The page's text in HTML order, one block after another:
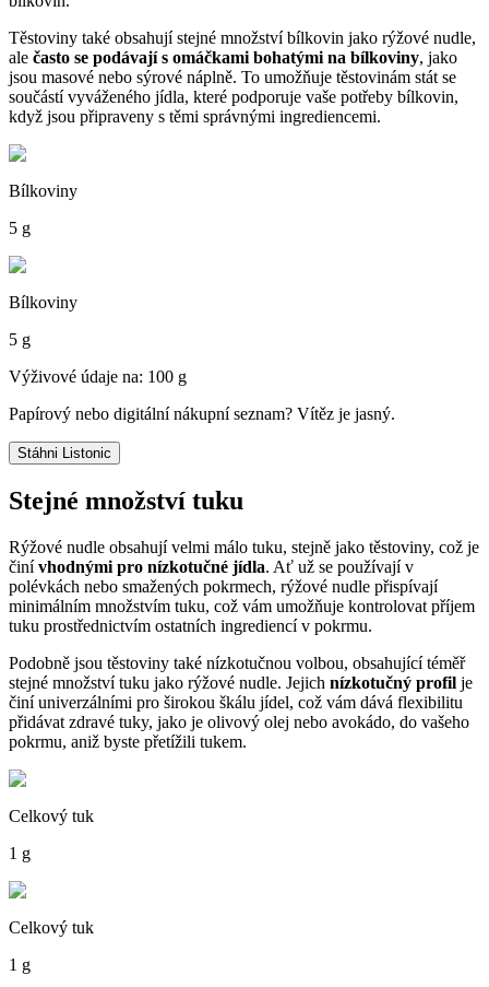
Těstoviny také obsahují stejné množství bílkovin jako rýžové nudle,
ale často se podávají s omáčkami bohatými na bílkoviny, jako
jsou masové nebo sýrové náplně. To umožňuje těstovinám stát se
součástí vyváženého jídla, které podporuje vaše potřeby bílkovin,
když jsou připraveny s těmi správnými ingrediencemi.
Bílkoviny
5 g
Bílkoviny
5 g
Výživové údaje na: 100 g
Papírový nebo digitální nákupní seznam? Vítěz je jasný.
Stáhni Listonic
Stejné množství tuku
Rýžové nudle obsahují velmi málo tuku, stejně jako těstoviny, což je
činívhodnými pro nízkotučné jídla. Ať už se používají v
polévkách nebo smažených pokrmech, rýžové nudle přispívají
minimálním množstvím tuku, což vám umožňuje kontrolovat příjem
tuku prostřednictvím ostatních ingrediencí v pokrmu.
Podobně jsou těstoviny také nízkotučnou volbou, obsahující téměř
stejné množství tuku jako rýžové nudle. Jejich nízkotučný profil je
činí univerzálními pro širokou škálu jídel, což vám dává flexibilitu
přidávat zdravé tuky, jako je olivový olej nebo avokádo, do vašeho
pokrmu, aniž byste přetížili tukem.
Celkový tuk
1 g
Celkový tuk
1 g